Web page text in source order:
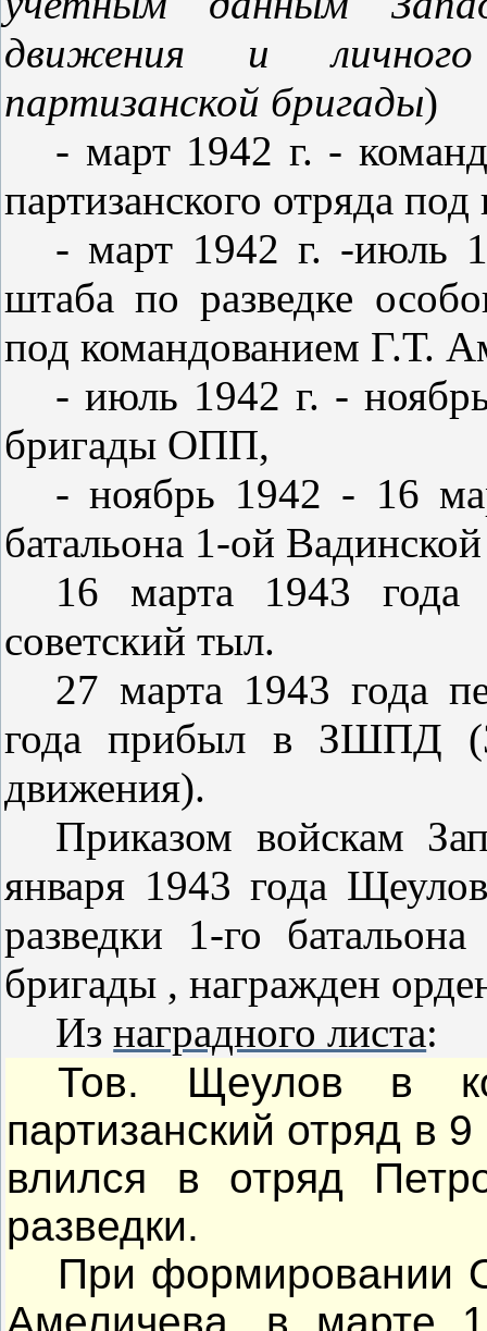
движения и
партизанской бригады)
- март 1942 г. -
партизанского отряда
- март 1942 г. -июль
штаба по разведке
под командованием Г.Т.
- июль 1942 г. -
бригады ОПП,
- ноябрь 1942 - 16
батальона 1-ой
16 марта 1943
советский тыл.
27 марта 1943 года
года прибыл в ЗШПД
движения).
Приказом войскам
января 1943 года
разведки 1-го
бригады , награжден
Изнаградного листа:
Тов. Щеулов в
партизанский отряд в
влился в отряд
разведки.
При формировании
Амеличева, в марте